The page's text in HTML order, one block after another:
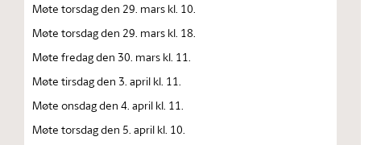
Møte torsdag den 29. mars kl. 10.
Møte torsdag den 29. mars kl. 18.
Møte fredag den 30. mars kl. 11.
Møte tirsdag den 3. april kl. 11.
Møte onsdag den 4. april kl. 11.
Møte torsdag den 5. april kl. 10.